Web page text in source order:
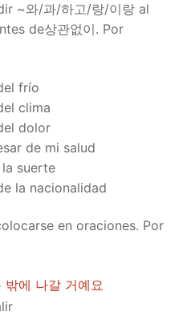
~와/과/하고/랑/이랑 al
de상관없이. Por
frío
clima
dolor
de mi salud
la suerte
la nacionalidad
en oraciones. Por
밖에 나갈 거예요